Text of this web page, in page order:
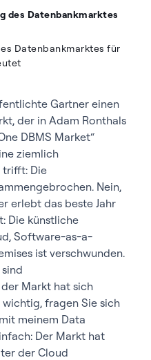
des Datenbankmarktes
Datenbankmarktes für
Gartner einen
der in Adam Ronthals
DBMS Market“
ziemlich
trifft: Die
Nein,
erlebt das beste Jahr
Die künstliche
Software-as-a-
ist verschwunden.
Markt hat sich
fragen Sie sich
meinem Data
Der Markt hat
der Cloud